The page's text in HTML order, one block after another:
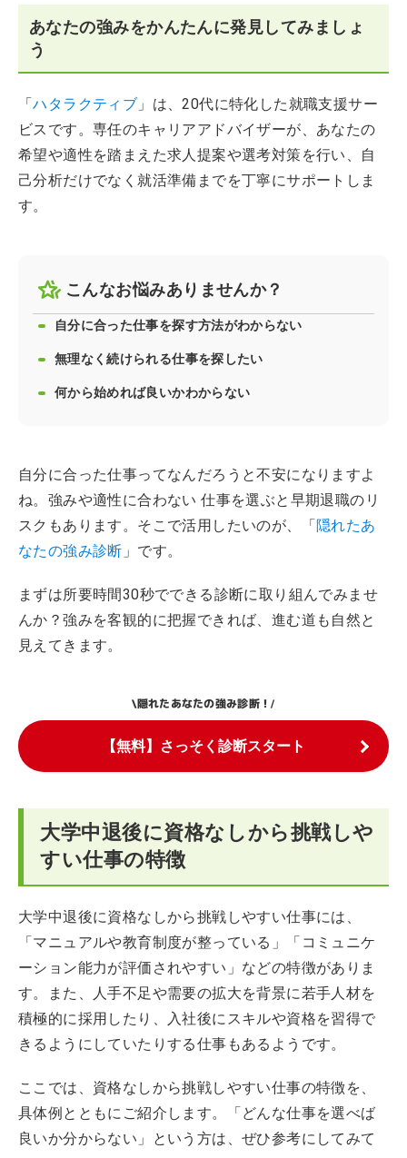
あなたの強みをかんたんに発見してみましょ
う
「ハタラクティブ 」は、20代に特化した就職支援サー
ビスです。専任のキャリアアドバイザーが、あなたの
希望や適性を踏まえた求人提案や選考対策を行い、自
己分析だけでなく就活準備までを丁寧にサポートしま
す。
こんなお悩みありませんか？
自分に合った仕事を探す方法がわからない
無理なく続けられる仕事を探したい
何から始めれば良いかわからない
自分に合った仕事ってなんだろうと不安になりますよ
ね。強みや適性に合わない 仕事を選ぶと早期退職のリ
スクもあります。そこで活用したいのが、「隠れたあ
なたの強み診断 」です。
まずは所要時間30秒でできる診断に取り組んでみませ
んか？強みを客観的に把握できれば、進む道も自然と
見えてきます。
\隠れたあなたの強み診断！/
【無料】さっそく診断スタート
大学中退後に資格なしから挑戦しや
すい仕事の特徴
大学中退後に資格なしから挑戦しやすい仕事には、
「マニュアルや教育制度が整っている」「コミュニケ
ーション能力が評価されやすい」などの特徴がありま
す。また、人手不足や需要の拡大を背景に若手人材を
積極的に採用したり、入社後にスキルや資格を習得で
きるようにしていたりする仕事もあるようです。
ここでは、資格なしから挑戦しやすい仕事の特徴を、
具体例とともにご紹介します。「どんな仕事を選べば
良いか分からない」という方は、ぜひ参考にしてみて